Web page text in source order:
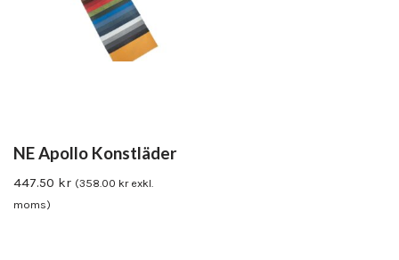
NE Apollo Konstläder
447.50 kr (358.00 krexkl.
moms)